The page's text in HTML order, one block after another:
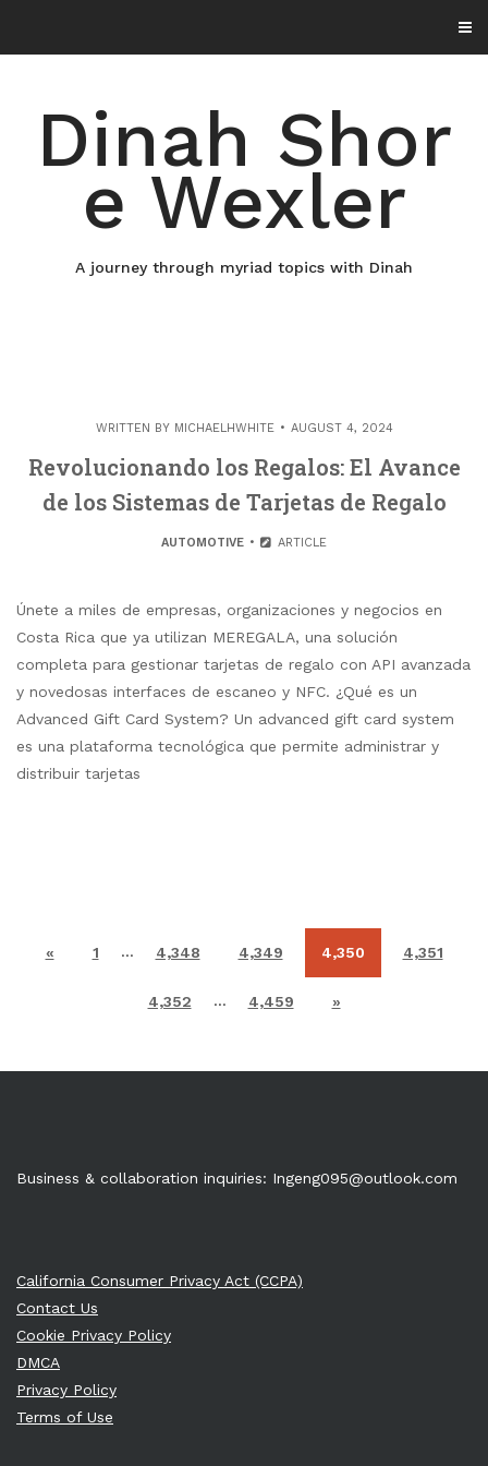
content
Dinah Shor
e Wexler
A journey through myriad topics with Dinah
WRITTEN BY MICHAELHWHITE AUGUST 4, 2024
Revolucionando los Regalos: El Avance
de los Sistemas de Tarjetas de Regalo
AUTOMOTIVE ARTICLE
Únete a miles de empresas, organizaciones y negocios en
Costa Rica que ya utilizan MEREGALA, una solución
completa para gestionar tarjetas de regalo con API avanzada
y novedosas interfaces de escaneo y NFC. ¿Qué es un
Advanced Gift Card System? Un advanced gift card system
es una plataforma tecnológica que permite administrar y
distribuir tarjetas
« 1 … 4,348 4,349 4,350 4,351
4,352 … 4,459 »
Business & collaboration inquiries: Ingeng095@outlook.com
California Consumer Privacy Act (CCPA)
Contact Us
Cookie Privacy Policy
DMCA
Privacy Policy
Terms of Use